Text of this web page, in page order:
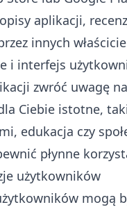
aplikacji,
innych
i interfejs
zwróć uwagę
Ciebie istotne,
edukacja czy
płynne
użytkowników
mogą